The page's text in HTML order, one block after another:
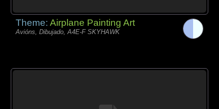
Theme:Airplane Painting Art
Avións, Dibujado, A4E-F SKYHAWK